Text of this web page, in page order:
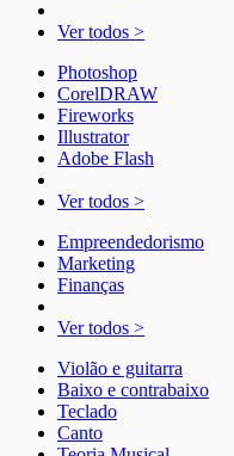
Ver todos >
Photoshop
CorelDRAW
Fireworks
Illustrator
Adobe Flash
Ver todos >
Empreendedorismo
Marketing
Finanças
Ver todos >
Violão e guitarra
Baixo e contrabaixo
Teclado
Canto